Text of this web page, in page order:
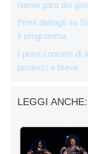
niente gara dei
Primi dettagli su
il programma
I primi concerti di
perderci a breve
LEGGI ANCHE: